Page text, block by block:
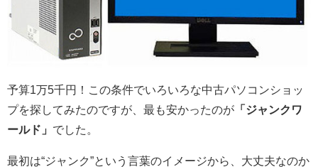
予算1万5千円！この条件でいろいろな中古パソコンショッ
プを探してみたのですが、最も安かったのが 「ジャンクワ
ールド」 でした。
最初は“ジャンク”という言葉のイメージから、大丈夫なのか